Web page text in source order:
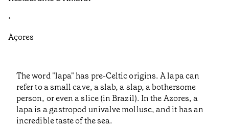
•
Açores
The word "lapa" has pre-Celtic origins. A lapa can
refer to a small cave, a slab, a slap, a bothersome
person, or even a slice (in Brazil). In the Azores, a
lapa is a gastropod univalve mollusc, and it has an
incredible taste of the sea.